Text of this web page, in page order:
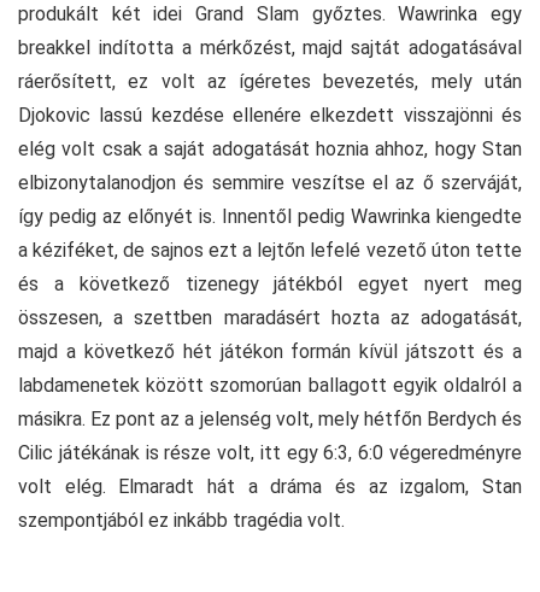
produkált két idei Grand Slam győztes. Wawrinka egy
breakkel indította a mérkőzést, majd sajtát adogatásával
ráerősített, ez volt az ígéretes bevezetés, mely után
Djokovic lassú kezdése ellenére elkezdett visszajönni és
elég volt csak a saját adogatását hoznia ahhoz, hogy Stan
elbizonytalanodjon és semmire veszítse el az ő szerváját,
így pedig az előnyét is. Innentől pedig Wawrinka kiengedte
a kéziféket, de sajnos ezt a lejtőn lefelé vezető úton tette
és a következő tizenegy játékból egyet nyert meg
összesen, a szettben maradásért hozta az adogatását,
majd a következő hét játékon formán kívül játszott és a
labdamenetek között szomorúan ballagott egyik oldalról a
másikra. Ez pont az a jelenség volt, mely hétfőn Berdych és
Cilic játékának is része volt, itt egy 6:3, 6:0 végeredményre
volt elég. Elmaradt hát a dráma és az izgalom, Stan
szempontjából ez inkább tragédia volt.